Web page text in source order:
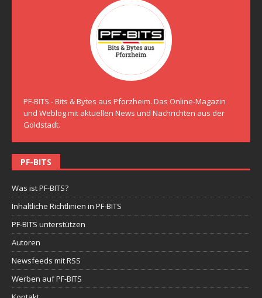
PF-BITS - Bits & Bytes aus Pforzheim. Das Online-Magazin
und Weblog mit aktuellen News und Nachrichten aus der
Goldstadt.
PF-BITS
Was ist PF-BITS?
Inhaltliche Richtlinien in PF-BITS
PF-BITS unterstützen
Autoren
Newsfeeds mit RSS
Werben auf PF-BITS